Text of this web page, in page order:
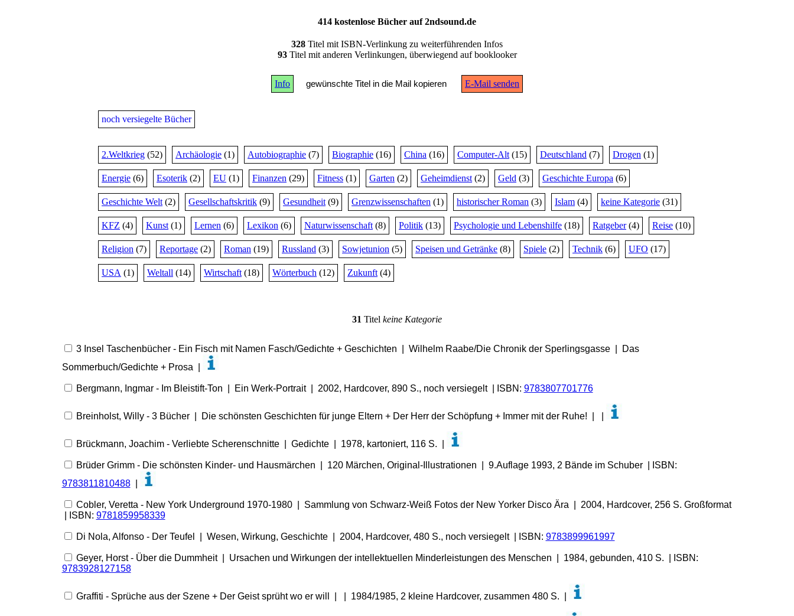
414 kostenlose Bücher auf 2ndsound.de
328 Titel mit ISBN-Verlinkung zu weiterführenden Infos
93Titel mit anderen Verlinkungen, überwiegend auf booklooker
Info gewünschte Titel in die Mail kopieren E-Mail senden
noch versiegelte Bücher
2.Weltkrieg (52) Archäologie (1) Autobiographie (7) Biographie (16) China (16) Computer-Alt (15) Deutschland (7) Drogen (1)
Energie (6) Esoterik (2) EU (1) Finanzen (29) Fitness (1) Garten (2) Geheimdienst (2) Geld (3) Geschichte Europa (6)
Geschichte Welt (2) Gesellschaftskritik (9) Gesundheit (9) Grenzwissenschaften (1) historischer Roman (3) Islam (4) keine Kategorie (31)
KFZ (4) Kunst (1) Lernen (6) Lexikon (6) Naturwissenschaft (8) Politik (13) Psychologie und Lebenshilfe (18) Ratgeber(4) Reise (10)
Religion (7) Reportage (2) Roman (19) Russland (3) Sowjetunion (5) Speisen und Getränke (8) Spiele (2) Technik (6) UFO (17)
USA (1) Weltall (14) Wirtschaft (18) Wörterbuch (12) Zukunft (4)
31 Titel keine Kategorie
3 Insel Taschenbücher - Ein Fisch mit Namen Fasch/Gedichte + Geschichten | Wilhelm Raabe/Die Chronik der Sperlingsgasse | Das
Sommerbuch/Gedichte + Prosa |
Bergmann, Ingmar - Im Bleistift-Ton | Ein Werk-Portrait | 2002, Hardcover, 890 S., noch versiegelt | ISBN: 9783807701776
Breinholst, Willy - 3 Bücher | Die schönsten Geschichten für junge Eltern + Der Herr der Schöpfung + Immer mit der Ruhe! | |
Brückmann, Joachim - Verliebte Scherenschnitte | Gedichte | 1978, kartoniert, 116 S. |
Brüder Grimm - Die schönsten Kinder- und Hausmärchen | 120 Märchen, Original-Illustrationen | 9.Auflage 1993, 2 Bände im Schuber | ISBN:
9783811810488|
Cobler, Veretta - New York Underground 1970-1980 | Sammlung von Schwarz-Weiß Fotos der New Yorker Disco Ära | 2004, Hardcover, 256 S. Großformat
| ISBN: 9781859958339
Di Nola, Alfonso - Der Teufel | Wesen, Wirkung, Geschichte | 2004, Hardcover, 480 S., noch versiegelt | ISBN: 9783899961997
Geyer, Horst - Über die Dummheit | Ursachen und Wirkungen der intellektuellen Minderleistungen des Menschen | 1984, gebunden, 410 S. | ISBN:
9783928127158
Graffiti - Sprüche aus der Szene + Der Geist sprüht wo er will | | 1984/1985, 2 kleine Hardcover, zusammen 480 S. |